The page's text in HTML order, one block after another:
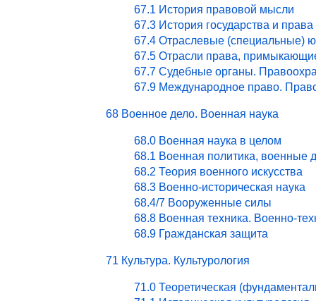
67.1 История правовой мысли
67.3 История государства и права
67.4 Отраслевые (специальные)
67.5 Отрасли права,
67.7 Судебные органы.
67.9 Международное право.
68 Военное дело. Военная наука
68.0 Военная наука в целом
68.1 Военная политика, военные
68.2 Теория военного искусства
68.3 Военно-историческая наука
68.4/7 Вооруженные силы
68.8 Военная техника. Военно-
68.9 Гражданская защита
71 Культура. Культурология
71.0 Теоретическая